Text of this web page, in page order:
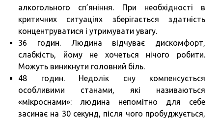
алкогольного сп’яніння. При необхідності в
критичних ситуаціях зберігається здатність
концентруватися і утримувати увагу.
36 годин. Людина відчуває дискомфорт,
слабкість, йому не хочеться нічого робити.
Можуть виникнути головний біль.
48 годин. Недолік сну компенсується
особливими станами, які називаються
«мікроснами»: людина непомітно для себе
засинає на 30 секунд, після чого пробуджується,